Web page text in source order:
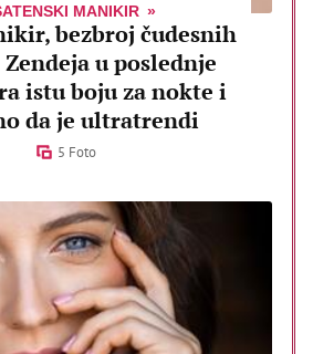
MANIKIR
bezbroj čudesnih
u poslednje
istu boju za nokte i
da je ultratrendi
5 Foto